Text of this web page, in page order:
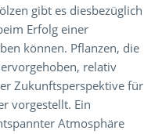
gibt es diesbezüglich
Erfolg einer
können. Pflanzen, die
relativ
Zukunftsperspektive für
vorgestellt. Ein
Atmosphäre